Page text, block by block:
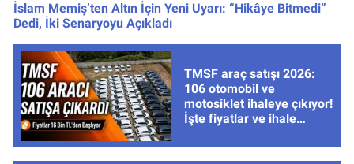
İslam Memiş’ten Altın İçin Yeni Uyarı: “Hikâye Bitmedi”
Dedi, İki Senaryoyu Açıkladı
TMSF araç satışı 2026:
106 otomobil ve
motosiklet ihaleye çıkıyor!
İşte fiyatlar ve ihale